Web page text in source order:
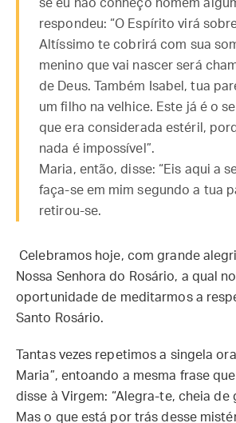
se eu não conheço homem
respondeu: “O Espírito virá
Altíssimo te cobrirá com sua
menino que vai nascer será
de Deus. Também Isabel, tua
um filho na velhice. Este já é o
que era considerada estéril,
nada é impossível”.
Maria, então, disse: “Eis aqui a
faça-se em mim segundo a tua
retirou-se.
Celebramos hoje, com grande
Nossa Senhora do Rosário, a qual
oportunidade de meditarmos a
Santo Rosário.
Tantas vezes repetimos a singela
Maria”, entoando a mesma frase
disse à Virgem: “Alegra-te, cheia de
Mas o que está por trás desse